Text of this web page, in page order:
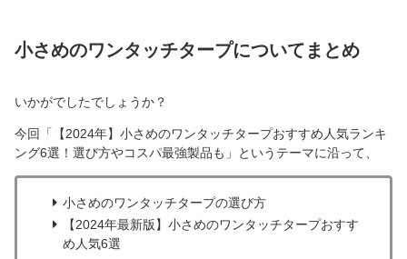
小さめのワンタッチタープについてまとめ
いかがでしたでしょうか？
今回「【2024年】小さめのワンタッチタープおすすめ人気ランキ
ング6選！選び方やコスパ最強製品も」というテーマに沿って、
小さめのワンタッチタープの選び方
【2024年最新版】小さめのワンタッチタープおすす
め人気6選